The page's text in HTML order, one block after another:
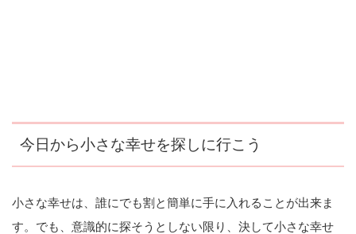
今日から小さな幸せを探しに行こう
小さな幸せは、誰にでも割と簡単に手に入れることが出来ま
す。でも、意識的に探そうとしない限り、決して小さな幸せ